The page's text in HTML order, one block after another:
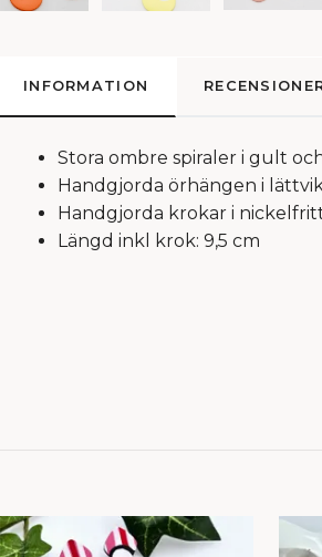
INFORMATION
Stora ombre spiraler i gult
Handgjorda örhängen i
Handgjorda krokar i
Längd inkl krok: 9,5 cm